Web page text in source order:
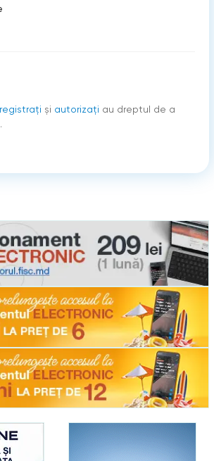
şi autorizați au dreptul de a